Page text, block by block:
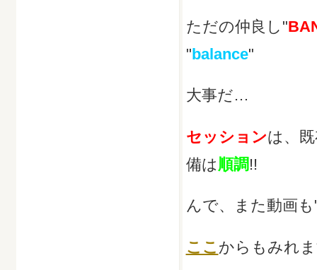
ただの仲良し"
"balance"
大事だ…
セッションは、
備は順調!!
んで、また動画も
ここ からもみれ